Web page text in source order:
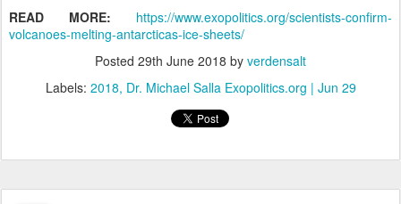
READ MORE:
https://www.exopolitics.org/scientists-confirm-
volcanoes-melting-antarcticas-ice-sheets/
Posted 29th June 2018 by verdensalt
Labels: 2018 Dr. Michael Salla Exopolitics.org | Jun 29